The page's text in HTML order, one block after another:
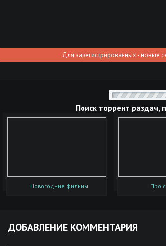
Для зарегистрированных - новые
Поиск торрент раздач,
Новогодние фильмы Про
ДОБАВЛЕНИЕ КОММЕНТАРИЯ